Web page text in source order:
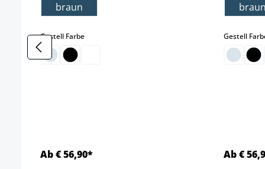
braun
Gestell Farbeauswählen
Ab € 56,90*
braun
Gestell
Ab €